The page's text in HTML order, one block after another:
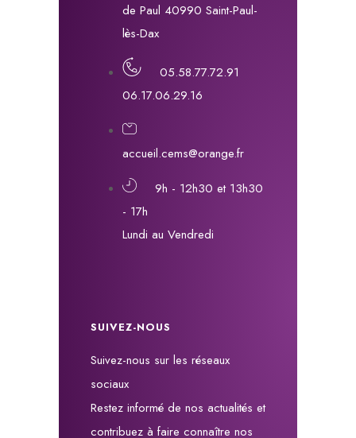
de Paul 40990 Saint-Paul-
lès-Dax
05.58.77.72.91
06.17.06.29.16
accueil.cems@orange.fr
9h - 12h30 et 13h30
- 17h
Lundi au Vendredi
SUIVEZ-NOUS
Suivez-nous sur les réseaux
sociaux
Restez informé de nos actualités et
contribuez à faire connaître nos